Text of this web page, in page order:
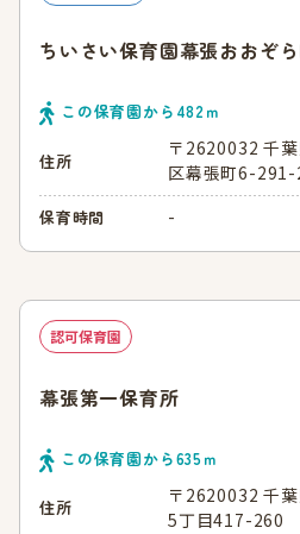
ちいさい保育園幕張おおぞ
この保育園から 482ｍ
住所
〒2620032 千
区幕張町6-291-
保育時間 -
認可保育園
幕張第一保育所
この保育園から635ｍ
住所
〒2620032 千
5丁目417-260